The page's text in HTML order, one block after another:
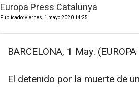
Europa Press Catalunya
Publicado: viernes, 1 mayo 2020 14:25
BARCELONA, 1 May.
El detenido por la muerte de